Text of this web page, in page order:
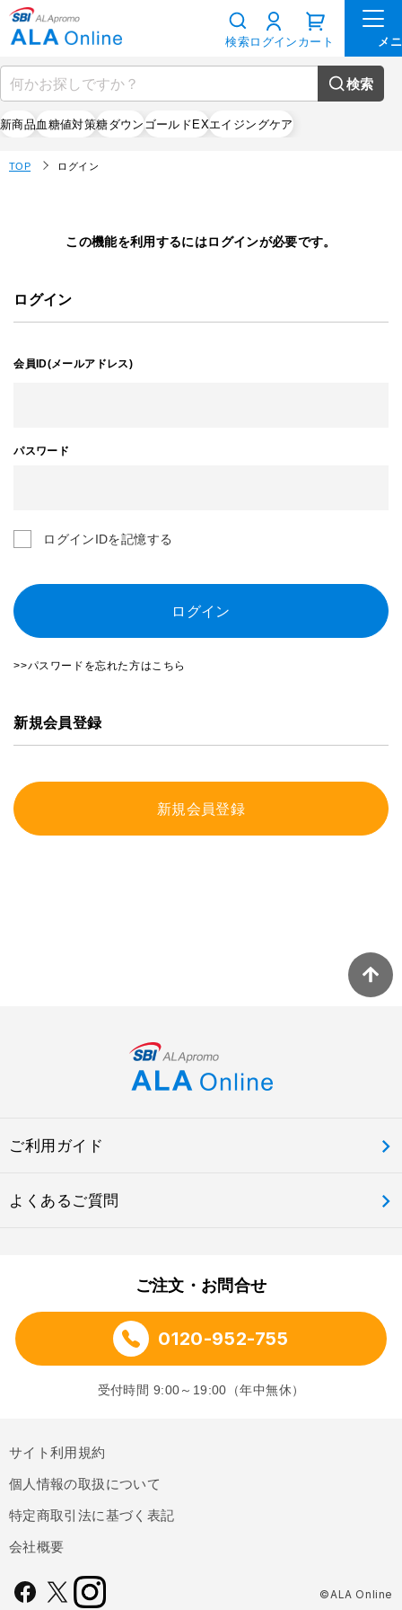
検索
新商品血糖値対策糖ダウンゴールドEXエイジングケア
検索ログイン カート
TOP ログイン
この機能を利用するにはログインが必要です。
ログイン
会員ID(メールアドレス)
パスワード
ログインIDを記憶する
ログイン
>>パスワードを忘れた方はこちら
新規会員登録
新規会員登録
ご利用ガイド
よくあるご質問
ご注文・お問合せ
0120-952-755
受付時間 9:00～19:00（年中無休）
サイト利用規約
個人情報の取扱について
特定商取引法に基づく表記
会社概要
©ALA Online